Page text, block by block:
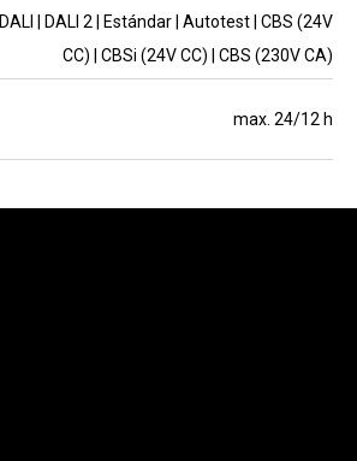
DALI | DALI 2 | Estándar | Autotest | CBS (24V
CC) | CBSi (24V CC) | CBS (230V CA)
max. 24/12 h